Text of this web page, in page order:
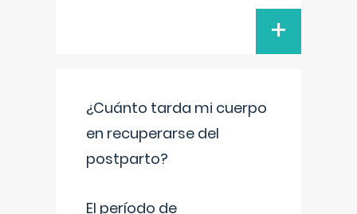
+
¿Cuánto tarda mi cuerpo
en recuperarse del
postparto?
El período de